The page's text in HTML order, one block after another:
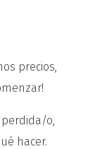
precios,
o,
hacer.